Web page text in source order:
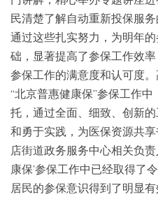
民清楚了解自动重新投保服
通过这些扎实努力，为明年
础，显著提高了参保工作效
参保工作的满意度和认可度
“北京普惠健康保”参保工作
托，通过全面、细致、创新
和勇于实践，为医保资源共
店街道政务服务中心相关负
康保’参保工作中已经取得了
居民的参保意识得到了明显